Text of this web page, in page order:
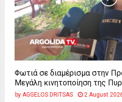
Φωτιά σε διαμέρισμα στην
Μεγάλη κινητοποίηση της
by AGGELOS DRITSAS 2 August